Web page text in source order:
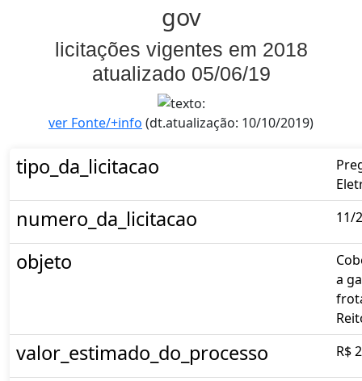
gov
licitações vigentes em 2018
atualizado 05/06/19
ver Fonte/+info (dt.atualização: 10/10/2019)
tipo_da_licitacao
numero_da_licitacao 11/
objeto
a
valor_estimado_do_processo R$